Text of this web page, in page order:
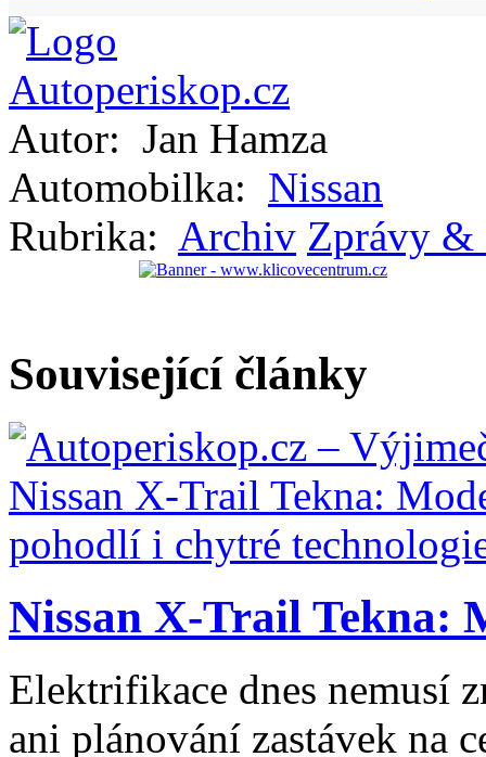
Autor: Jan Hamza
Automobilka: Nissan
Rubrika: Archiv Zprávy &
Související články
Nissan X-Trail Tekna:
Elektrifikace dnes nemusí
ani plánování zastávek na